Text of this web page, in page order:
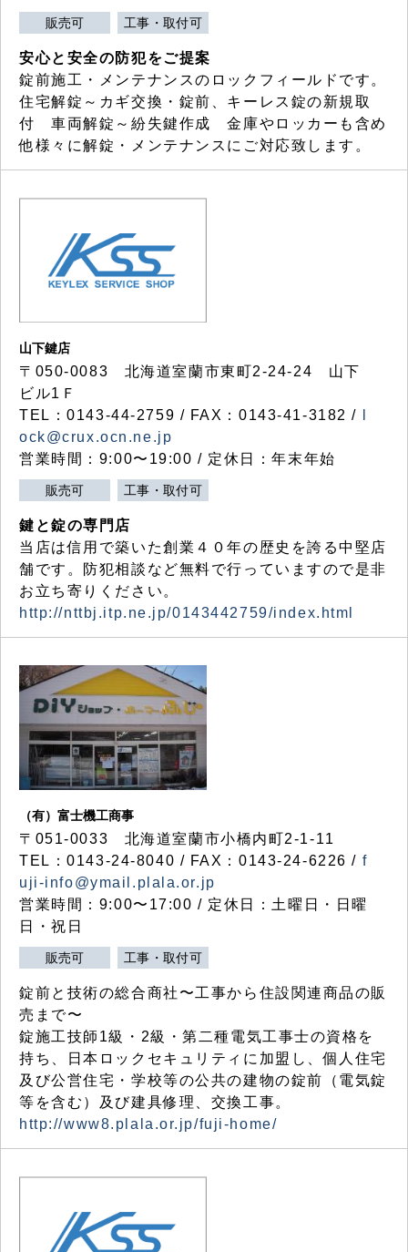
販売可 工事・取付可
安心と安全の防犯をご提案
錠前施工・メンテナンスのロックフィールドです。
住宅解錠～カギ交換・錠前、キーレス錠の新規取
付 車両解錠～紛失鍵作成 金庫やロッカーも含め
他様々に解錠・メンテナンスにご対応致します。
山下鍵店
〒050-0083 北海道室蘭市東町2-24-24 山下
ビル1Ｆ
TEL：0143-44-2759 / FAX：0143-41-3182 /
ock@crux.ocn.ne.jp
営業時間：9:00〜19:00 / 定休日：年末年始
販売可 工事・取付可
鍵と錠の専門店
当店は信用で築いた創業４０年の歴史を誇る中堅店
舗です。防犯相談など無料で行っていますので是非
お立ち寄りください。
http://nttbj.itp.ne.jp/0143442759/index.html
（有）富士機工商事
〒051-0033 北海道室蘭市小橋内町2-1-11
TEL：0143-24-8040 / FAX：0143-24-6226 / f
uji-info@ymail.plala.or.jp
営業時間：9:00〜17:00 / 定休日：土曜日・日曜
日・祝日
販売可 工事・取付可
錠前と技術の総合商社〜工事から住設関連商品の販
売まで〜
錠施工技師1級・2級・第二種電気工事士の資格を
持ち、日本ロックセキュリティに加盟し、個人住宅
及び公営住宅・学校等の公共の建物の錠前（電気錠
等を含む）及び建具修理、交換工事。
http://www8.plala.or.jp/fuji-home/